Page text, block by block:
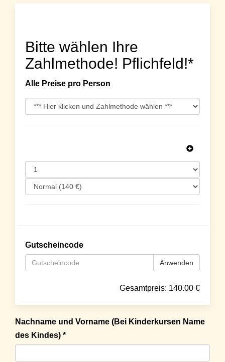
Bitte wählen Ihre
Zahlmethode! Pflichfeld!*
Alle Preise pro Person
Gutscheincode
Anwenden
Gesamtpreis: 140.00 €
Nachname und Vorname (Bei Kinderkursen Name
des Kindes) *